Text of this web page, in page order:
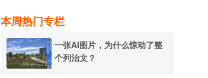
本周热门专栏
一张AI图片，为什么惊动了整
个列治文？